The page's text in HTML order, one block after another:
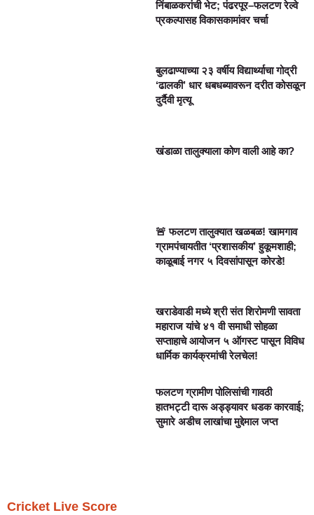
निंबाळकरांची भेट; पंढरपूर–फलटण रेल्वे
प्रकल्पासह विकासकामांवर चर्चा
बुलढाण्याच्या २३ वर्षीय विद्यार्थ्याचा गोद्री
‘ढालकी’ धार धबधब्यावरून दरीत कोसळून
दुर्दैवी मृत्यू
खंडाळा तालुक्याला कोण वाली आहे का?
🚨 फलटण तालुक्यात खळबळ! खामगाव
ग्रामपंचायतीत ‘प्रशासकीय’ हुकूमशाही;
काळूबाई नगर ५ दिवसांपासून कोरडे!
खराडेवाडी मध्ये श्री संत शिरोमणी सावता
महाराज यांचे ४१ वी समाधी सोहळा
सप्ताहाचे आयोजन ५ ऑगस्ट पासून विविध
धार्मिक कार्यक्रमांची रेलचेल!
फलटण ग्रामीण पोलिसांची गावठी
हातभट्टी दारू अड्ड्यावर धडक कारवाई;
सुमारे अडीच लाखांचा मुद्देमाल जप्त
Cricket Live Score